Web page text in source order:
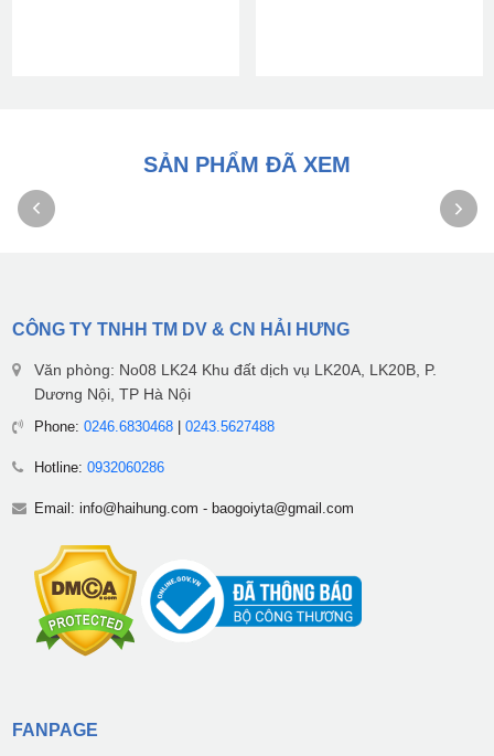
SẢN PHẨM ĐÃ XEM
CÔNG TY TNHH TM DV & CN HẢI HƯNG
Văn phòng: No08 LK24 Khu đất dịch vụ LK20A, LK20B, P.
Dương Nội, TP Hà Nội
Phone: 0246.6830468| 0243.5627488
Hotline: 0932060286
Email: info@haihung.com - baogoiyta@gmail.com
FANPAGE